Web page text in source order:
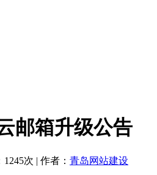
邮箱升级公告
次 | 作者： 青岛网站建设